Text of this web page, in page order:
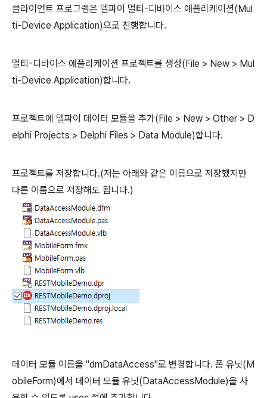
클라이언트 프로그램은 델파이 멀티-디바이스 애플리케이션(Mul
ti-Device Application)으로 진행합니다.
멀티-디바이스 애플리케이션 프로젝트를 생성(File > New > Mul
ti-Device Application)합니다.
프로젝트에 델파이 데이터 모듈을 추가(File > New > Other > D
elphi Projects > Delphi Files > Data Module)합니다.
프로젝트를 저장합니다.(저는 아래와 같은 이름으로 저장했지만
다른 이름으로 저장해도 됩니다.)
데이터 모듈 이름을 "dmDataAccess"로 변경합니다. 폼 유닛(M
obileForm)에서 데이터 모듈 유닛(DataAccessModule)을 사